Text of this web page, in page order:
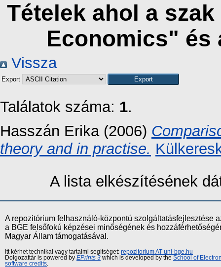
Tételek ahol a
Economics" és
Vissza
Export
Találatok száma: 1.
Hasszán Erika (2006)
theory and in practise.
A lista elkészítésének
A repozitórium felhasználó-központú szolgáltatásfejlesztése
a BGE felsőfokú képzései minőségének és
Magyar Állam támogatásával.
Itt kérhet technikai vagy tartalmi segítséget: repozitorium AT uni-bge.hu
Dolgozattár is powered by EPrints 3 which is developed by the School of
software credits